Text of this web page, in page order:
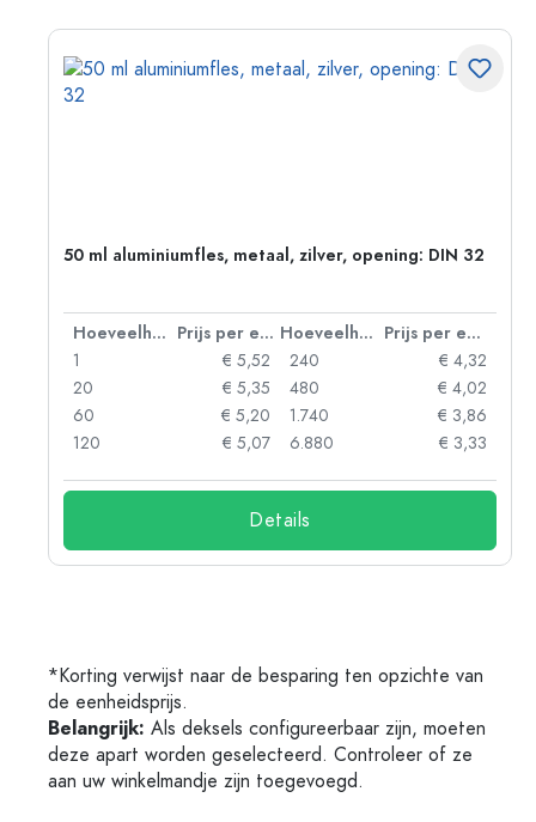
50 ml aluminiumfles, metaal, zilver, opening: DIN 32
Hoeveelheid Prijs per eenheid Hoeveelheid
Prijs per eenheid
1
€ 5,52
20
€ 5,35
60
€ 5,20
120
€ 5,07
240
€ 4,32
480
€ 4,02
1.740
€ 3,86
6.880
€ 3,33
Details
*Korting verwijst naar de besparing ten opzichte van
de eenheidsprijs.
Belangrijk: Als deksels configureerbaar zijn, moeten
deze apart worden geselecteerd. Controleer of ze
aan uw winkelmandje zijn toegevoegd.